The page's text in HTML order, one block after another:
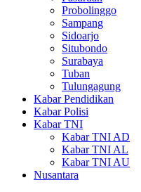
Probolinggo
Sampang
Sidoarjo
Situbondo
Surabaya
Tuban
Tulungagung
Kabar Pendidikan
Kabar Polisi
Kabar TNI
Kabar TNI AD
Kabar TNI AL
Kabar TNI AU
Nusantara